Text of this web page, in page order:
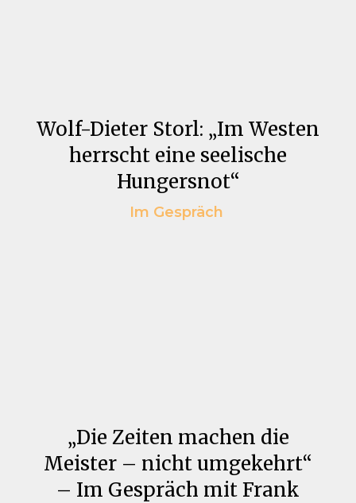
Wolf-Dieter Storl: „Im Westen
herrscht eine seelische
Hungersnot“
Im Gespräch
„Die Zeiten machen die
Meister – nicht umgekehrt“
– Im Gespräch mit Frank